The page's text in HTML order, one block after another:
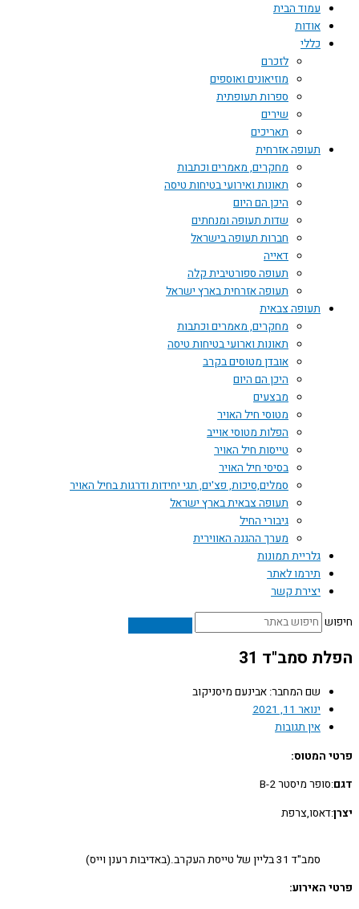
עמוד הבית
אודות
כללי
לזכרם
מוזיאונים ואוספים
ספרות תעופתית
שירים
תאריכים
תעופה אזרחית
מחקרים, מאמרים וכתבות
תאונות ואירועי בטיחות טיסה
היכן הם היום
שדות תעופה ומנחתים
חברות תעופה בישראל
דאייה
תעופה ספורטיבית קלה
תעופה אזרחית בארץ ישראל
תעופה צבאית
מחקרים, מאמרים וכתבות
תאונות וארועי בטיחות טיסה
אובדן מטוסים בקרב
היכן הם היום
מבצעים
מטוסי חיל האויר
הפלות מטוסי אוייב
טייסות חיל האויר
בסיסי חיל האויר
סמלים,סיכות, פצ'ים, תגי יחידות ודרגות בחיל האויר
תעופה צבאית בארץ ישראל
גיבורי החיל
מערך ההגנה האווירית
גלריית תמונות
תירמו לאתר
יצירת קשר
סמב"ד 31
שם המחבר: אבינעם מיסניקוב
ינואר 11, 2021
אין תגובות
המטוס:
:סופר מיסטר B-2
:דאסו,צרפת
סמב"ד 31 בליין של טייסת העקרב.(באדיבות רענן וייס)
האירוע: